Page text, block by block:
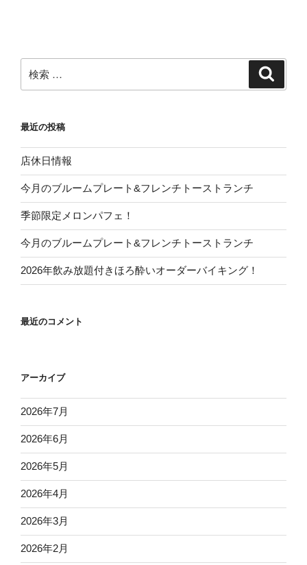
ン
索:
最近の投稿
店休日情報
今月のブルームプレート&フレンチトーストランチ
季節限定メロンパフェ！
今月のブルームプレート&フレンチトーストランチ
2026年飲み放題付きほろ酔いオーダーバイキング！
最近のコメント
アーカイブ
2026年7月
2026年6月
2026年5月
2026年4月
2026年3月
2026年2月